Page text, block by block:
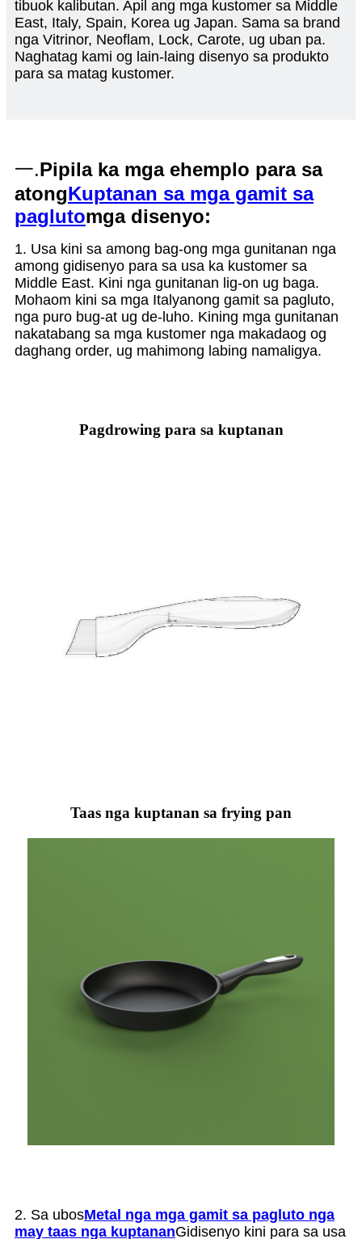
tibuok kalibutan. Apil ang mga kustomer sa Middle
East, Italy, Spain, Korea ug Japan. Sama sa brand
nga Vitrinor, Neoflam, Lock, Carote, ug uban pa.
Naghatag kami og lain-laing disenyo sa produkto
para sa matag kustomer.
一.Pipila ka mga ehemplo para sa
atongKuptanan sa mga gamit sa
paglutomga disenyo:
1. Usa kini sa among bag-ong mga gunitanan nga
among gidisenyo para sa usa ka kustomer sa
Middle East. Kini nga gunitanan lig-on ug baga.
Mohaom kini sa mga Italyanong gamit sa pagluto,
nga puro bug-at ug de-luho. Kining mga gunitanan
nakatabang sa mga kustomer nga makadaog og
daghang order, ug mahimong labing namaligya.
Pagdrowing para sa kuptanan
Taas nga kuptanan sa frying pan
2. Sa ubosMetal nga mga gamit sa pagluto nga
may taas nga kuptananGidisenyo kini para sa usa